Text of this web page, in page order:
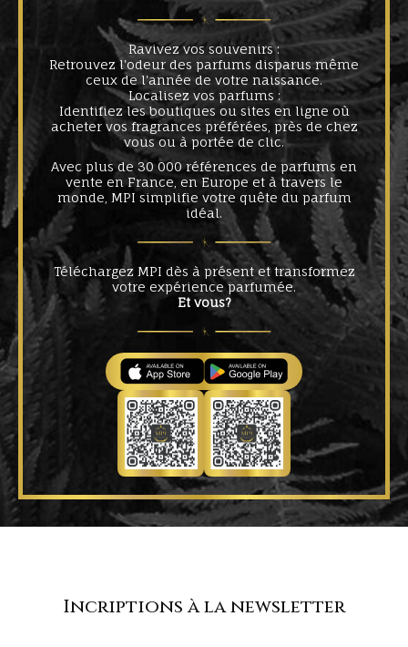
Ravivez vos souvenirs :
Retrouvez l'odeur des parfums disparus même
ceux de l'année de votre naissance.
Localisez vos parfums :
Identifiez les boutiques ou sites en ligne où
acheter vos fragrances préférées, près de chez
vous ou à portée de clic.
Avec plus de 30 000 références de parfums en
vente en France, en Europe et à travers le
monde, MPI simplifie votre quête du parfum
idéal.
Téléchargez MPI dès à présent et transformez
votre expérience parfumée.
Et vous?
Incriptions à la newsletter